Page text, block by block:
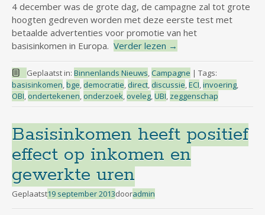
4 december was de grote dag, de campagne zal tot grote
hoogten gedreven worden met deze eerste test met
betaalde advertenties voor promotie van het
basisinkomen in Europa. Verder lezen →
Geplaatst in: Binnenlands Nieuws,Campagne | Tags:
basisinkomen,bge, democratie, direct, discussie,ECI,invoering,
OBI, ondertekenen, onderzoek, oveleg,UBI, zeggenschap
Basisinkomen heeft positief
effect op inkomen en
gewerkte uren
Geplaatst19 september 2013dooradmin